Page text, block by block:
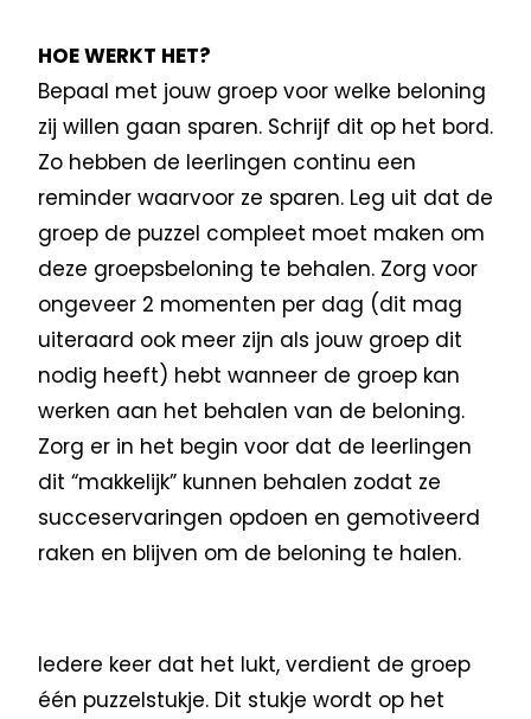
HOE WERKT HET?
Bepaal met jouw groep voor welke beloning
zij willen gaan sparen. Schrijf dit op het bord.
Zo hebben de leerlingen continu een
reminder waarvoor ze sparen. Leg uit dat de
groep de puzzel compleet moet maken om
deze groepsbeloning te behalen. Zorg voor
ongeveer 2 momenten per dag (dit mag
uiteraard ook meer zijn als jouw groep dit
nodig heeft) hebt wanneer de groep kan
werken aan het behalen van de beloning.
Zorg er in het begin voor dat de leerlingen
dit “makkelijk” kunnen behalen zodat ze
succeservaringen opdoen en gemotiveerd
raken en blijven om de beloning te halen.
Iedere keer dat het lukt, verdient de groep
één puzzelstukje. Dit stukje wordt op het